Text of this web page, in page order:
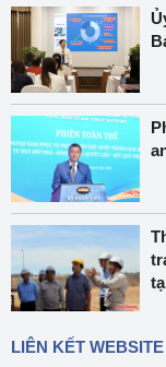
LIÊN KẾT WEBSITE